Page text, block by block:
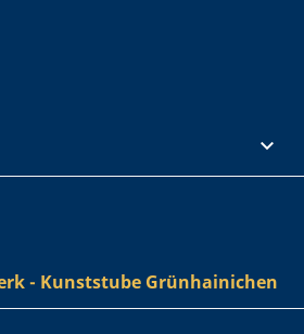

- Kunststube Grünhainichen